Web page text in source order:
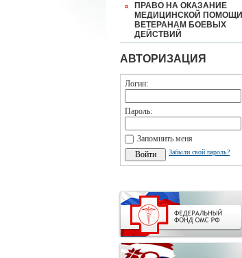
ПРАВО НА ОКАЗАНИЕ
МЕДИЦИНСКОЙ ПОМОЩИ
ВЕТЕРАНАМ БОЕВЫХ
ДЕЙСТВИЙ
АВТОРИЗАЦИЯ
Логин:
Пароль:
Запомнить меня
Забыли свой пароль?